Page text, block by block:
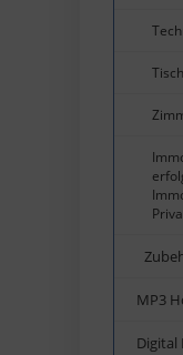
MP3
Digital